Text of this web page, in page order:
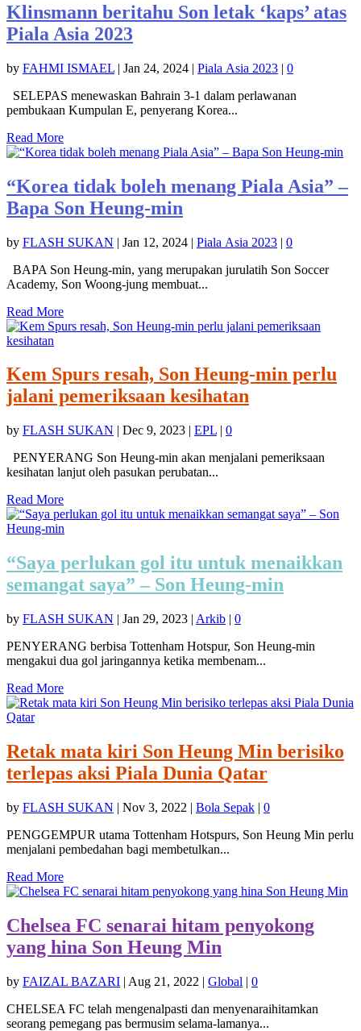
Klinsmann beritahu Son letak ‘kaps’ atas
Piala Asia 2023
by FAHMI ISMAEL | Jan 24, 2024 | Piala Asia 2023 | 0
SELEPAS menewaskan Bahrain 3-1 dalam perlawanan
pembukaan Kumpulan E, penyerang Korea...
Read More
“Korea tidak boleh menang Piala Asia” –
Bapa Son Heung-min
by FLASH SUKAN | Jan 12, 2024 | Piala Asia 2023 | 0
BAPA Son Heung-min, yang merupakan jurulatih Son Soccer
Academy, Son Woong-jung membuat...
Read More
Kem Spurs resah, Son Heung-min perlu
jalani pemeriksaan kesihatan
by FLASH SUKAN | Dec 9, 2023 | EPL | 0
PENYERANG Son Heung-min akan menjalani pemeriksaan
kesihatan lanjut oleh pasukan perubatan...
Read More
“Saya perlukan gol itu untuk menaikkan
semangat saya” – Son Heung-min
by FLASH SUKAN | Jan 29, 2023 | Arkib | 0
PENYERANG berbisa Tottenham Hotspur, Son Heung-min
mengakui dua gol jaringannya ketika membenam...
Read More
Retak mata kiri Son Heung Min berisiko
terlepas aksi Piala Dunia Qatar
by FLASH SUKAN | Nov 3, 2022 | Bola Sepak | 0
PENGGEMPUR utama Tottenham Hotspurs, Son Heung Min perlu
menjalani pembedahan bagi membetulkan...
Read More
Chelsea FC senarai hitam penyokong
yang hina Son Heung Min
by FAIZAL BAZARI | Aug 21, 2022 | Global | 0
CHELSEA FC telah mengenalpasti dan menyenaraihitamkan
seorang pemegang pas bermusim selama-lamanya...